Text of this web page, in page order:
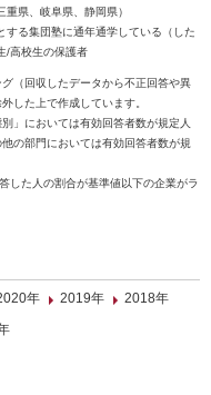
県、岐阜県、静岡県）
する集団塾に通年通学している（した
/高校生の保護者
（回収したデータから不正回答や異
した上で作成しています。
」においては有効回答者数が規定人
の部門においては有効回答者数が規
した人の割合が基準値以下の企業がラ
年 2019年
2018年